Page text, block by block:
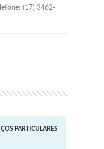
(17) 3462-
PARTICULARES